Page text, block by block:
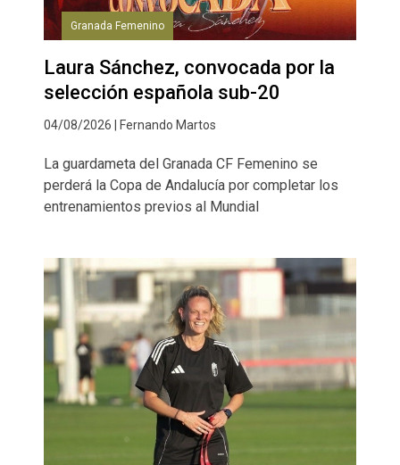
Granada Femenino
Laura Sánchez, convocada por la
selección española sub-20
04/08/2026 | Fernando Martos
La guardameta del Granada CF Femenino se
perderá la Copa de Andalucía por completar los
entrenamientos previos al Mundial